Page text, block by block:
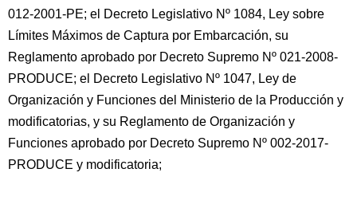
012-2001-PE; el Decreto Legislativo Nº 1084, Ley sobre
Límites Máximos de Captura por Embarcación, su
Reglamento aprobado por Decreto Supremo Nº 021-2008-
PRODUCE; el Decreto Legislativo Nº 1047, Ley de
Organización y Funciones del Ministerio de la Producción y
modificatorias, y su Reglamento de Organización y
Funciones aprobado por Decreto Supremo Nº 002-2017-
PRODUCE y modificatoria;